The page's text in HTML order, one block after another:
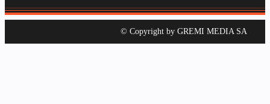
© Copyright by GREMI MEDIA SA